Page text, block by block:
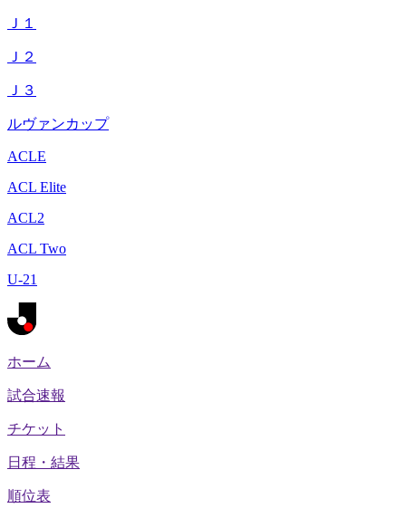
Ｊ１
Ｊ２
Ｊ３
ルヴァンカップ
ACLE
ACL Elite
ACL2
ACL Two
U-21
ホーム
試合速報
チケット
日程・結果
順位表